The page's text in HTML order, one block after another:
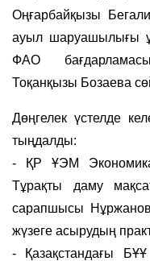
Оңғарбайқызы
ауыл шаруашылығы
ФАО
Тоқанқызы Бозаева
Дөңгелек үстелде
тыңдалды:
- ҚР ҰЭМ
Тұрақты даму
сарапшысы
жүзеге асырудың
- Қазақстандағы